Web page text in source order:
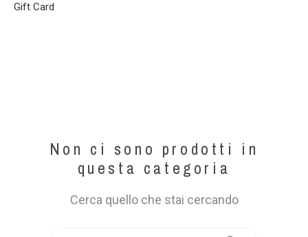
Gift Card
Non ci sono prodotti in
questa categoria
Cerca quello che stai cercando